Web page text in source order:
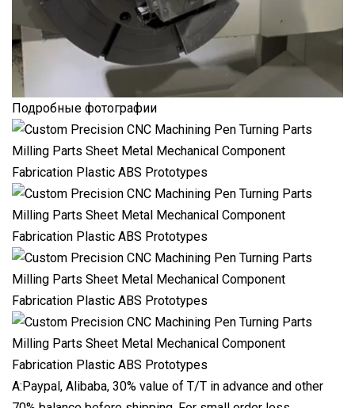
Подробные фотографии
A:Paypal, Alibaba, 30% value of T/T in advance and other